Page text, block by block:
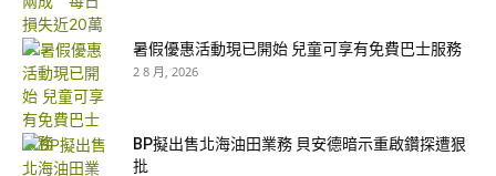
暑假優惠活動現已開始 兒童可享有免費巴士服務
2 8 月, 2026
BP擬出售北海油田業務 貝安德暗示重啟鑽探遭狠
批